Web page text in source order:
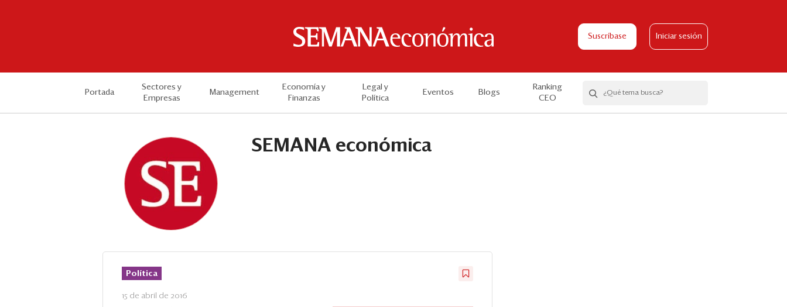
Suscríbase Iniciar sesión
Portada
Sectores y
Empresas
Management
Economía y
Finanzas
Legal y
Política
Eventos Blogs
Ranking
CEO
SEMANA económica
Política
15 de abril de 2016